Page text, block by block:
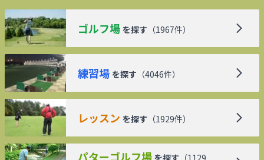
ゴルフ場 を探す （1967件）
練習場 を探す （4046件）
レッスン を探す （1929件）
パターゴルフ場 を探す （1129